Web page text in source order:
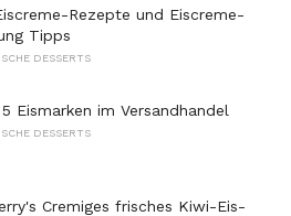
Rezepte und Eiscreme-
Tipps
DESSERTS
Eismarken im Versandhandel
DESSERTS
Cremiges frisches Kiwi-Eis-